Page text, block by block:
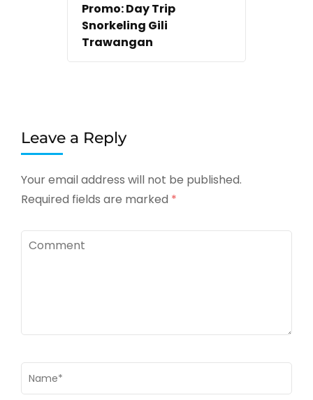
Promo: Day Trip
Snorkeling Gili
Trawangan
Leave a Reply
Your email address will not be published.
Required fields are marked *
Comment
Name *